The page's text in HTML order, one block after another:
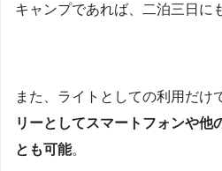
キャンプであれば、二泊三日に
また、ライトとしての利用だけ
リーとしてスマートフォンや他
とも可能。